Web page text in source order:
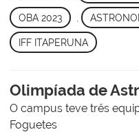
OBA 2023
IFF ITAPERUNA
Olimpíada de
O campus teve três
Foguetes